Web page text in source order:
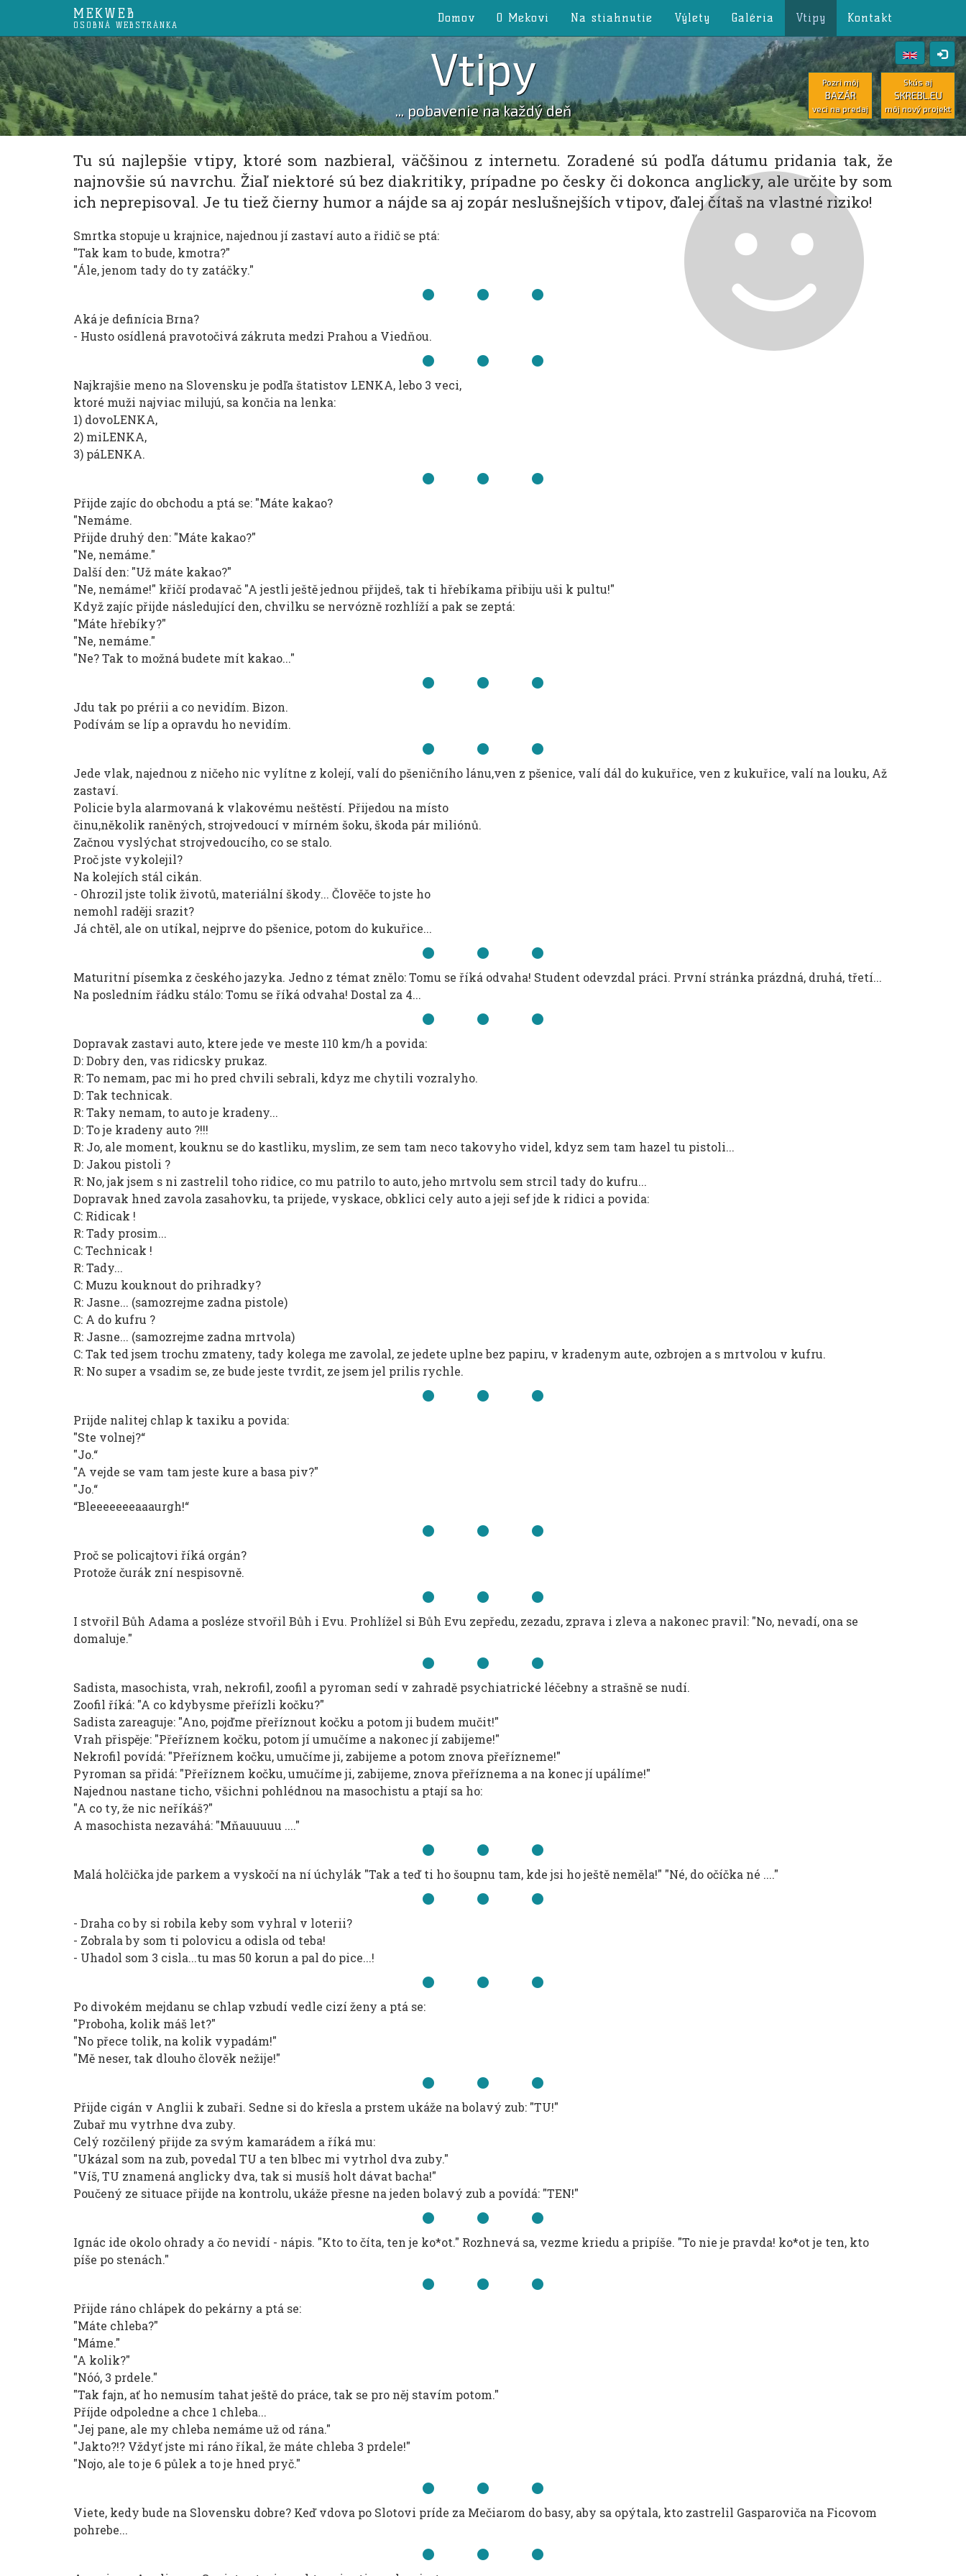
MEKWEB
OSOBNÁ WEBSTRÁNKA
Domov O Mekovi Na stiahnutie Výlety Galéria Vtipy Kontakt
Vtipy
... pobavenie na každý deň
Skús aj
SKREBL.EU
môj nový projekt
Pozri môj
BAZÁR
veci na predaj
Tu sú najlepšie vtipy, ktoré som nazbieral, väčšinou z internetu. Zoradené sú podľa dátumu pridania tak, že
najnovšie sú navrchu. Žiaľ niektoré sú bez diakritiky, prípadne po česky či dokonca anglicky, ale určite by som
ich neprepisoval. Je tu tiež čierny humor a nájde sa aj zopár neslušnejších vtipov, ďalej čítaš na vlastné riziko!
Smrtka stopuje u krajnice, najednou jí zastaví auto a řidič se ptá:
"Tak kam to bude, kmotra?"
"Ále, jenom tady do ty zatáčky."
Aká je definícia Brna?
- Husto osídlená pravotočivá zákruta medzi Prahou a Viedňou.
Najkrajšie meno na Slovensku je podľa štatistov LENKA, lebo 3 veci,
ktoré muži najviac milujú, sa končia na lenka:
1) dovoLENKA,
2) miLENKA,
3) páLENKA.
Přijde zajíc do obchodu a ptá se: "Máte kakao?
"Nemáme.
Přijde druhý den: "Máte kakao?"
"Ne, nemáme."
Další den: "Už máte kakao?"
"Ne, nemáme!" křičí prodavač "A jestli ještě jednou přijdeš, tak ti hřebíkama přibiju uši k pultu!"
Když zajíc přijde následující den, chvilku se nervózně rozhlíží a pak se zeptá:
"Máte hřebíky?"
"Ne, nemáme."
"Ne? Tak to možná budete mít kakao..."
Jdu tak po prérii a co nevidím. Bizon.
Podívám se líp a opravdu ho nevidím.
Jede vlak, najednou z ničeho nic vylítne z kolejí, valí do pšeničního lánu,ven z pšenice, valí dál do kukuřice, ven z kukuřice, valí na louku, Až
zastaví.
Policie byla alarmovaná k vlakovému neštěstí. Přijedou na místo
činu,několik raněných, strojvedoucí v mírném šoku, škoda pár miliónů.
Začnou vyslýchat strojvedoucího, co se stalo.
Proč jste vykolejil?
Na kolejích stál cikán.
- Ohrozil jste tolik životů, materiální škody... Člověče to jste ho
nemohl raději srazit?
Já chtěl, ale on utíkal, nejprve do pšenice, potom do kukuřice...
Maturitní písemka z českého jazyka. Jedno z témat znělo: Tomu se říká odvaha! Student odevzdal práci. První stránka prázdná, druhá, třetí...
Na posledním řádku stálo: Tomu se říká odvaha! Dostal za 4...
Dopravak zastavi auto, ktere jede ve meste 110 km/h a povida:
D: Dobry den, vas ridicsky prukaz.
R: To nemam, pac mi ho pred chvili sebrali, kdyz me chytili vozralyho.
D: Tak technicak.
R: Taky nemam, to auto je kradeny...
D: To je kradeny auto ?!!!
R: Jo, ale moment, kouknu se do kastliku, myslim, ze sem tam neco takovyho videl, kdyz sem tam hazel tu pistoli...
D: Jakou pistoli ?
R: No, jak jsem s ni zastrelil toho ridice, co mu patrilo to auto, jeho mrtvolu sem strcil tady do kufru...
Dopravak hned zavola zasahovku, ta prijede, vyskace, obklici cely auto a jeji sef jde k ridici a povida:
C: Ridicak !
R: Tady prosim...
C: Technicak !
R: Tady...
C: Muzu kouknout do prihradky?
R: Jasne... (samozrejme zadna pistole)
C: A do kufru ?
R: Jasne... (samozrejme zadna mrtvola)
C: Tak ted jsem trochu zmateny, tady kolega me zavolal, ze jedete uplne bez papiru, v kradenym aute, ozbrojen a s mrtvolou v kufru.
R: No super a vsadim se, ze bude jeste tvrdit, ze jsem jel prilis rychle.
Prijde nalitej chlap k taxiku a povida:
"Ste volnej?“
"Jo.“
"A vejde se vam tam jeste kure a basa piv?"
"Jo.“
“Bleeeeeeeaaaurgh!“
Proč se policajtovi říká orgán?
Protože čurák zní nespisovně.
I stvořil Bůh Adama a posléze stvořil Bůh i Evu. Prohlížel si Bůh Evu zepředu, zezadu, zprava i zleva a nakonec pravil: "No, nevadí, ona se
domaluje."
Sadista, masochista, vrah, nekrofil, zoofil a pyroman sedí v zahradě psychiatrické léčebny a strašně se nudí.
Zoofil říká: "A co kdybysme přeřízli kočku?"
Sadista zareaguje: "Ano, pojďme přeříznout kočku a potom ji budem mučit!"
Vrah přispěje: "Přeříznem kočku, potom jí umučíme a nakonec jí zabijeme!"
Nekrofil povídá: "Přeříznem kočku, umučíme ji, zabijeme a potom znova přeřízneme!"
Pyroman sa přidá: "Přeříznem kočku, umučíme ji, zabijeme, znova přeříznema a na konec jí upálíme!"
Najednou nastane ticho, všichni pohlédnou na masochistu a ptají sa ho:
"A co ty, že nic neříkáš?"
A masochista nezaváhá: "Mňauuuuu ...."
Malá holčička jde parkem a vyskočí na ní úchylák "Tak a teď ti ho šoupnu tam, kde jsi ho ještě neměla!" "Né, do očíčka né ...."
- Draha co by si robila keby som vyhral v loterii?
- Zobrala by som ti polovicu a odisla od teba!
- Uhadol som 3 cisla...tu mas 50 korun a pal do pice...!
Po divokém mejdanu se chlap vzbudí vedle cizí ženy a ptá se:
"Proboha, kolik máš let?"
"No přece tolik, na kolik vypadám!"
"Mě neser, tak dlouho člověk nežije!"
Přijde cigán v Anglii k zubaři. Sedne si do křesla a prstem ukáže na bolavý zub: "TU!"
Zubař mu vytrhne dva zuby.
Celý rozčilený přijde za svým kamarádem a říká mu:
"Ukázal som na zub, povedal TU a ten blbec mi vytrhol dva zuby."
"Víš, TU znamená anglicky dva, tak si musíš holt dávat bacha!"
Poučený ze situace přijde na kontrolu, ukáže přesne na jeden bolavý zub a povídá: "TEN!"
Ignác ide okolo ohrady a čo nevidí - nápis. "Kto to číta, ten je ko*ot." Rozhnevá sa, vezme kriedu a pripíše. "To nie je pravda! ko*ot je ten, kto
píše po stenách."
Přijde ráno chlápek do pekárny a ptá se:
"Máte chleba?"
"Máme."
"A kolik?"
"Nóó, 3 prdele."
"Tak fajn, ať ho nemusím tahat ještě do práce, tak se pro něj stavím potom."
Příjde odpoledne a chce 1 chleba...
"Jej pane, ale my chleba nemáme už od rána."
"Jakto?!? Vždyť jste mi ráno říkal, že máte chleba 3 prdele!"
"Nojo, ale to je 6 půlek a to je hned pryč."
Viete, kedy bude na Slovensku dobre? Keď vdova po Slotovi príde za Mečiarom do basy, aby sa opýtala, kto zastrelil Gasparoviča na Ficovom
pohrebe...